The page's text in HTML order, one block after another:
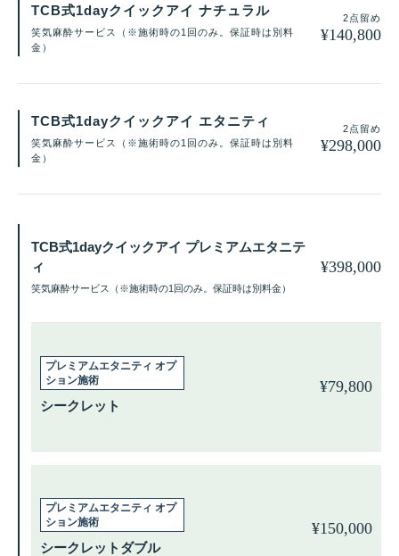
TCB式1dayクイックアイ ナチュラル
笑気麻酔サービス（※施術時の1回のみ。保証時は別料
金）
2点留め
¥140,800
TCB式1dayクイックアイ エタニティ
笑気麻酔サービス（※施術時の1回のみ。保証時は別料
金）
2点留め
¥298,000
TCB式1dayクイックアイ プレミアムエタニテ
ィ
笑気麻酔サービス（※施術時の1回のみ。保証時は別料金）
¥398,000
シークレット
¥79,800
シークレットダブル
¥150,000